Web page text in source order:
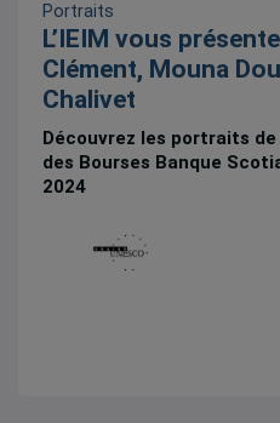
Portraits
L’IEIM vous
Clément, Mouna
Chalivet
Découvrez les portraits
des Bourses Banque
2024